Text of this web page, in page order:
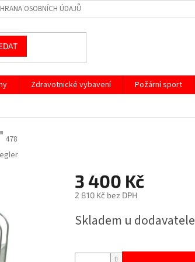
OSOBNÍCH ÚDAJŮ
Zdravotnické vybavení Požární sport
478
3 400 Kč
2 810 Kč bez DPH
cena:
Skladem u dodavatele